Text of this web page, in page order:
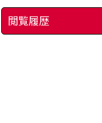
閲覧履歴